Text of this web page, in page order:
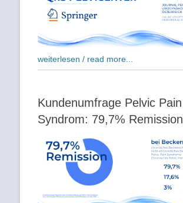
weiterlesen / read more...
Kundenumfrage Pelvic Pain
Syndrom: 79,7% Remission